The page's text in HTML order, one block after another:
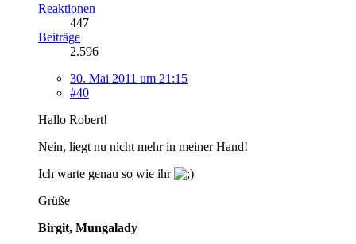
Reaktionen
447
Beiträge
2.596
30. Mai 2011 um 21:15
#40
Hallo Robert!
Nein, liegt nu nicht mehr in meiner Hand!
Ich warte genau so wie ihr
Grüße
Birgit, Mungalady